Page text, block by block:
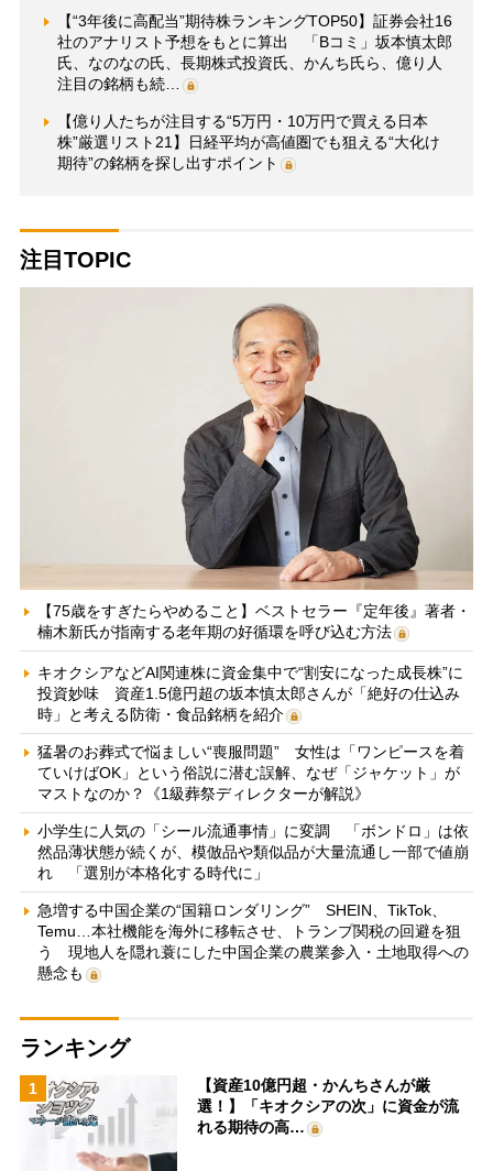
【“3年後に高配当”期待株ランキングTOP50】証券会社16
社のアナリスト予想をもとに算出 「Bコミ」坂本慎太郎
氏、なのなの氏、長期株式投資氏、かんち氏ら、億り人
注目の銘柄も続…
【億り人たちが注目する“5万円・10万円で買える日本
株”厳選リスト21】日経平均が高値圏でも狙える“大化け
期待”の銘柄を探し出すポイント
注目TOPIC
【75歳をすぎたらやめること】ベストセラー『定年後』著者・
楠木新氏が指南する老年期の好循環を呼び込む方法
キオクシアなどAI関連株に資金集中で“割安になった成長株”に
投資妙味 資産1.5億円超の坂本慎太郎さんが「絶好の仕込み
時」と考える防衛・食品銘柄を紹介
猛暑のお葬式で悩ましい“喪服問題” 女性は「ワンピースを着
ていけばOK」という俗説に潜む誤解、なぜ「ジャケット」が
マストなのか？《1級葬祭ディレクターが解説》
小学生に人気の「シール流通事情」に変調 「ボンドロ」は依
然品薄状態が続くが、模倣品や類似品が大量流通し一部で値崩
れ 「選別が本格化する時代に」
急増する中国企業の“国籍ロンダリング” SHEIN、TikTok、
Temu…本社機能を海外に移転させ、トランプ関税の回避を狙
う 現地人を隠れ蓑にした中国企業の農業参入・土地取得への
懸念も
ランキング
1
【資産10億円超・かんちさんが厳
選！】「キオクシアの次」に資金が流
れる期待の高…